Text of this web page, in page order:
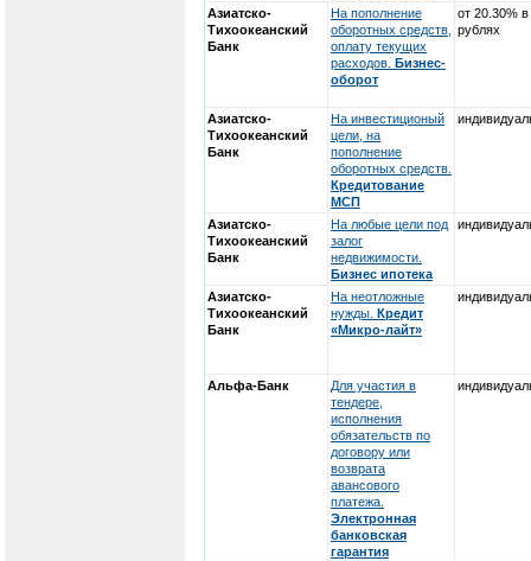
Азиатско-
Тихоокеанский
Банк
На пополнение
оборотных средств,
оплату текущих
расходов. Бизнес-
оборот
от 20.30% в
рублях
Азиатско-
Тихоокеанский
Банк
На инвестиционый
цели, на
пополнение
оборотных средств.
Кредитование
МСП
Азиатско-
Тихоокеанский
Банк
На любые цели под
залог
недвижимости.
Бизнес ипотека
Азиатско-
Тихоокеанский
Банк
На неотложные
нужды. Кредит
«Микро-лайт»
Альфа-Банк
Для участия в
тендере,
исполнения
обязательств по
договору или
возврата
авансового
платежа.
Электронная
банковская
гарантия